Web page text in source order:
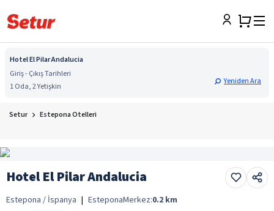
Hotel El Pilar Andalucia
Giriş - Çıkış Tarihleri
1 Oda, 2 Yetişkin
Yeniden Ara
Setur Estepona Otelleri
Hotel El Pilar Andalucia
Estepona / İspanya | EsteponaMerkez:0.2 km